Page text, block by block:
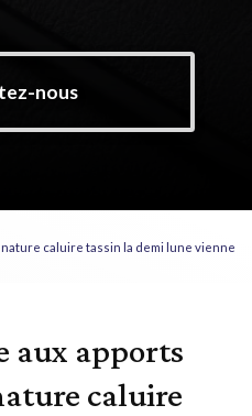
nous
caluire tassin la demi lune vienne
aux apports
caluire